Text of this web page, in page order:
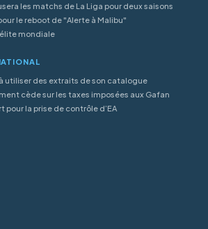
les matchs de La Liga pour deux saisons
le reboot de "Alerte à Malibu"
mondiale
à utiliser des extraits de son catalogue
cède sur les taxes imposées aux Gafan
pour la prise de contrôle d’EA